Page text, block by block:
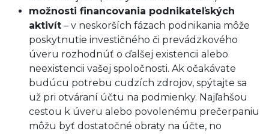
možnosti financovania podnikateľských
aktivít – v neskorších fázach podnikania môže
poskytnutie investičného či prevádzkového
úveru rozhodnúť o ďalšej existencii alebo
neexistencii vašej spoločnosti. Ak očakávate
budúcu potrebu cudzích zdrojov, spýtajte sa
už pri otváraní účtu na podmienky. Najľahšou
cestou k úveru alebo povolenému prečerpaniu
môžu byť dostatočné obraty na účte, no